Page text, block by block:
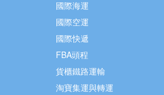
國際海運
國際空運
國際快遞
FBA頭程
貨櫃鐵路運輸
淘寶集運與轉運